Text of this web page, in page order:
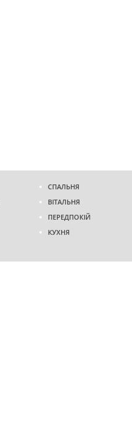
СПАЛЬНЯ
ВІТАЛЬНЯ
ПЕРЕДПОКІЙ
КУХНЯ